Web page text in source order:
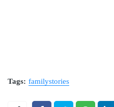
Tags: familystories